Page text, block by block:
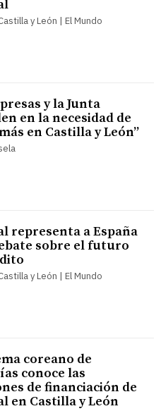
y León | El Mundo
y la Junta
en la necesidad de
en Castilla y León”
representa a España
sobre el futuro
y León | El Mundo
coreano de
conoce las
de financiación de
en Castilla y León